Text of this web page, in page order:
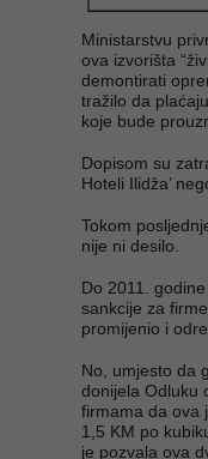
Ministarstvu
ova izvorišta
demontirati
tražilo da
koje bude
Dopisom su
Hoteli Ilidža’
Tokom
nije ni desilo.
Do 2011.
sankcije za
promijenio i
No, umjesto da
donijela Odluku
firmama da ova
1,5 KM po
je pozvala ova